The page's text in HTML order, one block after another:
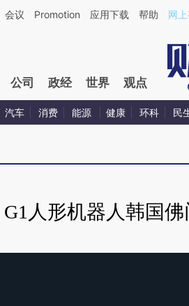
会议 Promotion 应用下载 帮助 网
公司 政经 世界 观点
汽车 消费 能源 健康 环科 民
G1人形机器人韩国